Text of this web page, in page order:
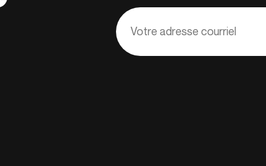
Adresse
courriel